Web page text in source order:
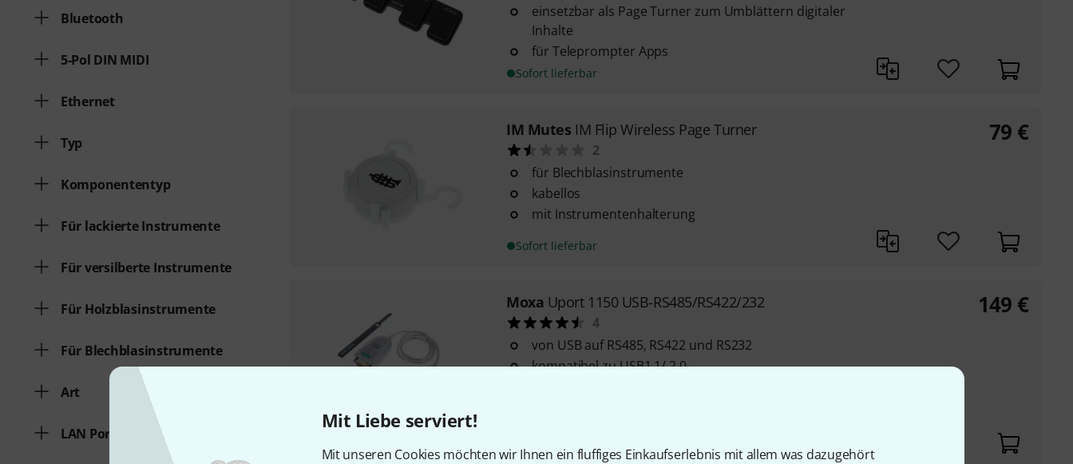
Mit Liebe serviert!
Mit unseren Cookies möchten wir Ihnen ein fluffiges Einkaufserlebnis mit allem was dazugehört
Bluetooth
5-Pol DIN MIDI
Ethernet
Typ
Komponententyp
Für lackierte Instrumente
Für versilberte Instrumente
Für Holzblasinstrumente
Für Blechblasinstrumente
Art
LAN Ports
einsetzbar als Page Turner zum Umblättern digitaler
Inhalte
für Teleprompter Apps
Sofort lieferbar
IM Mutes IM Flip Wireless Page Turner
2
für Blechblasinstrumente
kabellos
mit Instrumentenhalterung
Sofort lieferbar
79 €
Moxa Uport 1150 USB-RS485/RS422/232
4
von USB auf RS485, RS422 und RS232
kompatibel zu USB1.1/ 2.0
Sofort lieferbar
149 €